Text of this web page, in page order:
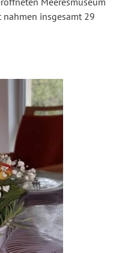
nahmen insgesamt 29